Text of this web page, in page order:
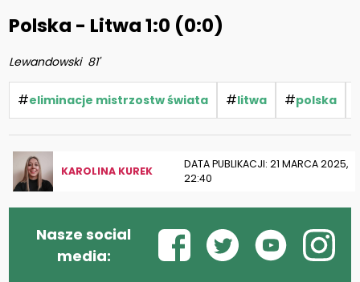
Polska - Litwa 1:0 (0:0)
Lewandowski 81'
#eliminacje mistrzostw świata #litwa #polska
KAROLINA KUREK
DATA PUBLIKACJI: 21 MARCA 2025,
22:40
Nasze social
media: